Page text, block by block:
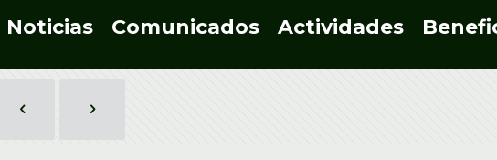
Noticias Comunicados Actividades